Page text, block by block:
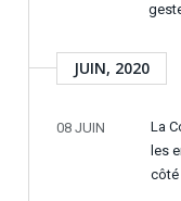
JUIN, 2020
08 JUIN
La
les
côté